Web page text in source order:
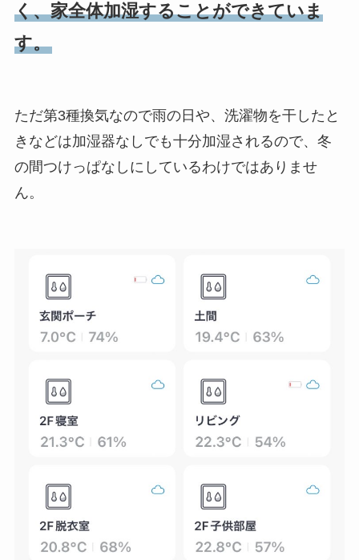
く、家全体加湿することができていま
す。
ただ第3種換気なので雨の日や、洗濯物を干したと
きなどは加湿器なしでも十分加湿されるので、冬
の間つけっぱなしにしているわけではありませ
ん。